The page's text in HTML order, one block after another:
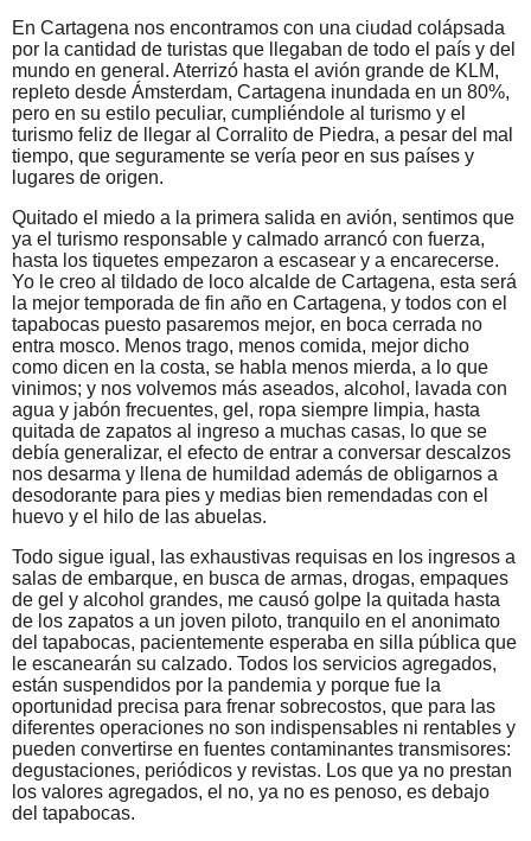
En Cartagena nos encontramos con una ciudad colápsada
por la cantidad de turistas que llegaban de todo el país y del
mundo en general. Aterrizó hasta el avión grande de KLM,
repleto desde Ámsterdam, Cartagena inundada en un 80%,
pero en su estilo peculiar, cumpliéndole al turismo y el
turismo feliz de llegar al Corralito de Piedra, a pesar del mal
tiempo, que seguramente se vería peor en sus países y
lugares de origen.
Quitado el miedo a la primera salida en avión, sentimos que
ya el turismo responsable y calmado arrancó con fuerza,
hasta los tiquetes empezaron a escasear y a encarecerse.
Yo le creo al tildado de loco alcalde de Cartagena, esta será
la mejor temporada de fin año en Cartagena, y todos con el
tapabocas puesto pasaremos mejor, en boca cerrada no
entra mosco. Menos trago, menos comida, mejor dicho
como dicen en la costa, se habla menos mierda, a lo que
vinimos; y nos volvemos más aseados, alcohol, lavada con
agua y jabón frecuentes, gel, ropa siempre limpia, hasta
quitada de zapatos al ingreso a muchas casas, lo que se
debía generalizar, el efecto de entrar a conversar descalzos
nos desarma y llena de humildad además de obligarnos a
desodorante para pies y medias bien remendadas con el
huevo y el hilo de las abuelas.
Todo sigue igual, las exhaustivas requisas en los ingresos a
salas de embarque, en busca de armas, drogas, empaques
de gel y alcohol grandes, me causó golpe la quitada hasta
de los zapatos a un joven piloto, tranquilo en el anonimato
del tapabocas, pacientemente esperaba en silla pública que
le escanearán su calzado. Todos los servicios agregados,
están suspendidos por la pandemia y porque fue la
oportunidad precisa para frenar sobrecostos, que para las
diferentes operaciones no son indispensables ni rentables y
pueden convertirse en fuentes contaminantes transmisores:
degustaciones, periódicos y revistas. Los que ya no prestan
los valores agregados, el no, ya no es penoso, es debajo
del tapabocas.